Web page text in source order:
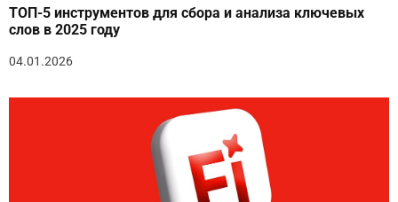
ТОП-5 инструментов для сбора и анализа ключевых
слов в 2025 году
04.01.2026